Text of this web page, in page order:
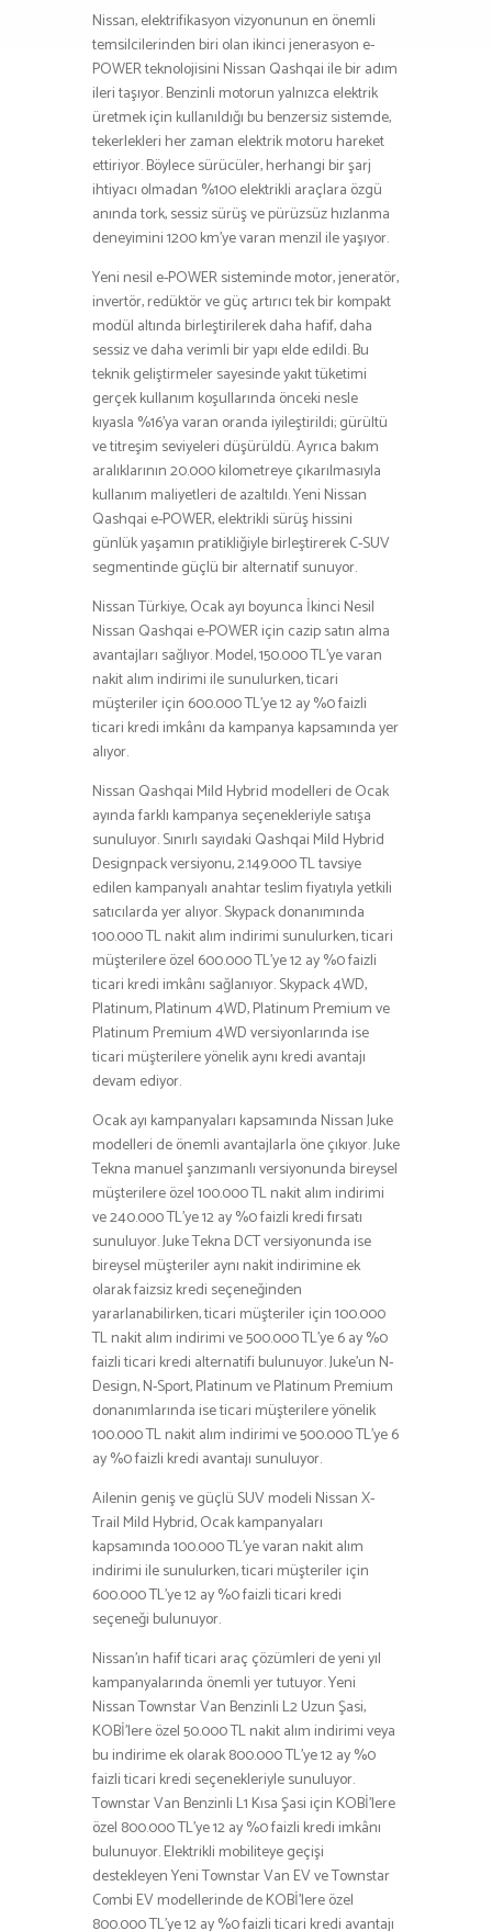
Nissan, elektrifikasyon vizyonunun en önemli
temsilcilerinden biri olan ikinci jenerasyon e-
POWER teknolojisini Nissan Qashqai ile bir adım
ileri taşıyor. Benzinli motorun yalnızca elektrik
üretmek için kullanıldığı bu benzersiz sistemde,
tekerlekleri her zaman elektrik motoru hareket
ettiriyor. Böylece sürücüler, herhangi bir şarj
ihtiyacı olmadan %100 elektrikli araçlara özgü
anında tork, sessiz sürüş ve pürüzsüz hızlanma
deneyimini 1200 km’ye varan menzil ile yaşıyor.
Yeni nesil e-POWER sisteminde motor, jeneratör,
invertör, redüktör ve güç artırıcı tek bir kompakt
modül altında birleştirilerek daha hafif, daha
sessiz ve daha verimli bir yapı elde edildi. Bu
teknik geliştirmeler sayesinde yakıt tüketimi
gerçek kullanım koşullarında önceki nesle
kıyasla %16’ya varan oranda iyileştirildi; gürültü
ve titreşim seviyeleri düşürüldü. Ayrıca bakım
aralıklarının 20.000 kilometreye çıkarılmasıyla
kullanım maliyetleri de azaltıldı. Yeni Nissan
Qashqai e-POWER, elektrikli sürüş hissini
günlük yaşamın pratikliğiyle birleştirerek C-SUV
segmentinde güçlü bir alternatif sunuyor.
Nissan Türkiye, Ocak ayı boyunca İkinci Nesil
Nissan Qashqai e-POWER için cazip satın alma
avantajları sağlıyor. Model, 150.000 TL’ye varan
nakit alım indirimi ile sunulurken, ticari
müşteriler için 600.000 TL’ye 12 ay %0 faizli
ticari kredi imkânı da kampanya kapsamında yer
alıyor.
Nissan Qashqai Mild Hybrid modelleri de Ocak
ayında farklı kampanya seçenekleriyle satışa
sunuluyor. Sınırlı sayıdaki Qashqai Mild Hybrid
Designpack versiyonu, 2.149.000 TL tavsiye
edilen kampanyalı anahtar teslim fiyatıyla yetkili
satıcılarda yer alıyor. Skypack donanımında
100.000 TL nakit alım indirimi sunulurken, ticari
müşterilere özel 600.000 TL’ye 12 ay %0 faizli
ticari kredi imkânı sağlanıyor. Skypack 4WD,
Platinum, Platinum 4WD, Platinum Premium ve
Platinum Premium 4WD versiyonlarında ise
ticari müşterilere yönelik aynı kredi avantajı
devam ediyor.
Ocak ayı kampanyaları kapsamında Nissan Juke
modelleri de önemli avantajlarla öne çıkıyor. Juke
Tekna manuel şanzımanlı versiyonunda bireysel
müşterilere özel 100.000 TL nakit alım indirimi
ve 240.000 TL’ye 12 ay %0 faizli kredi fırsatı
sunuluyor. Juke Tekna DCT versiyonunda ise
bireysel müşteriler aynı nakit indirimine ek
olarak faizsiz kredi seçeneğinden
yararlanabilirken, ticari müşteriler için 100.000
TL nakit alım indirimi ve 500.000 TL’ye 6 ay %0
faizli ticari kredi alternatifi bulunuyor. Juke’un N-
Design, N-Sport, Platinum ve Platinum Premium
donanımlarında ise ticari müşterilere yönelik
100.000 TL nakit alım indirimi ve 500.000 TL’ye 6
ay %0 faizli kredi avantajı sunuluyor.
Ailenin geniş ve güçlü SUV modeli Nissan X-
Trail Mild Hybrid, Ocak kampanyaları
kapsamında 100.000 TL’ye varan nakit alım
indirimi ile sunulurken, ticari müşteriler için
600.000 TL’ye 12 ay %0 faizli ticari kredi
seçeneği bulunuyor.
Nissan’ın hafif ticari araç çözümleri de yeni yıl
kampanyalarında önemli yer tutuyor. Yeni
Nissan Townstar Van Benzinli L2 Uzun Şasi,
KOBİ’lere özel 50.000 TL nakit alım indirimi veya
bu indirime ek olarak 800.000 TL’ye 12 ay %0
faizli ticari kredi seçenekleriyle sunuluyor.
Townstar Van Benzinli L1 Kısa Şasi için KOBİ’lere
özel 800.000 TL’ye 12 ay %0 faizli kredi imkânı
bulunuyor. Elektrikli mobiliteye geçişi
destekleyen Yeni Townstar Van EV ve Townstar
Combi EV modellerinde de KOBİ’lere özel
800.000 TL’ye 12 ay %0 faizli ticari kredi avantajı